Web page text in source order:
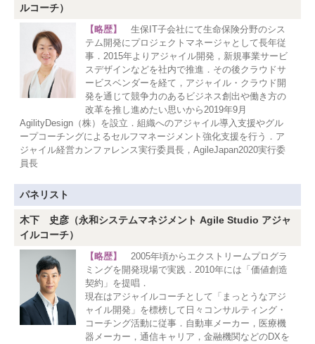
ルコーチ）
【略歴】
生保IT子会社にて生命保険分野のシス
テム開発にプロジェクトマネージャとして長年従
事．2015年よりアジャイル開発，新規事業サービ
スデザインなどを社内で推進．その後クラウドサ
ービスベンダーを経て，アジャイル・クラウド開
発を通じて競争力のあるビジネス創出や働き方の
改革を推し進めたい思いから2019年9月
AgilityDesign（株）を設立．組織へのアジャイル導入支援やグル
ープコーチングによるセルフマネージメント強化支援を行う．ア
ジャイル経営カンファレンス実行委員長，AgileJapan2020実行委
員長
パネリスト
木下 史彦（永和システムマネジメント Agile Studio アジャ
イルコーチ）
【略歴】
2005年頃からエクストリームプログラ
ミングを開発現場で実践．2010年には「価値創造
契約」を提唱．
現在はアジャイルコーチとして「まっとうなアジ
ャイル開発」を標榜して日々コンサルティング・
コーチング活動に従事．自動車メーカー，医療機
器メーカー，通信キャリア，金融機関などのDXを